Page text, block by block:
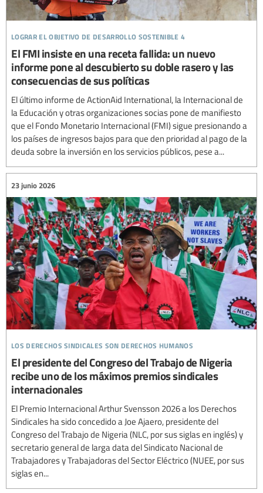
lograr el objetivo de desarrollo sostenible 4
El FMI insiste en una receta fallida: un nuevo
informe pone al descubierto su doble rasero y las
consecuencias de sus políticas
El último informe de ActionAid International, la Internacional de
la Educación y otras organizaciones socias pone de manifiesto
que el Fondo Monetario Internacional (FMI) sigue presionando a
los países de ingresos bajos para que den prioridad al pago de la
deuda sobre la inversión en los servicios públicos, pese a...
los derechos sindicales son derechos humanos
23 junio 2026
El presidente del Congreso del Trabajo de Nigeria
recibe uno de los máximos premios sindicales
internacionales
El Premio Internacional Arthur Svensson 2026 a los Derechos
Sindicales ha sido concedido a Joe Ajaero, presidente del
Congreso del Trabajo de Nigeria (NLC, por sus siglas en inglés) y
secretario general de larga data del Sindicato Nacional de
Trabajadores y Trabajadoras del Sector Eléctrico (NUEE, por sus
siglas en...